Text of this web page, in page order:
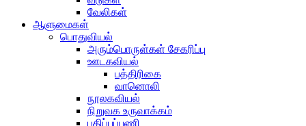
வேலிகள்
ஆளுமைகள்
பொதுவியல்
அரும்பொருள்கள் சேகரிப்பு
ஊடகவியல்
பத்திரிகை
வானொலி
நூலகவியல்
நிறுவக உருவாக்கம்
பதிப்புப்பணி